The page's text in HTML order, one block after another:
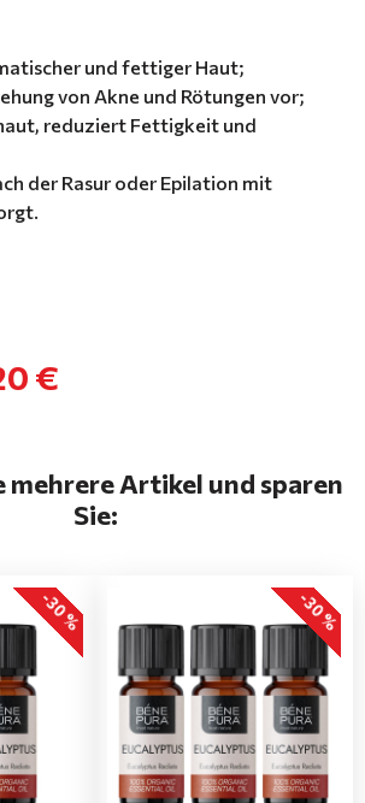
und fettiger Haut;
von Akne und Rötungen vor;
reduziert Fettigkeit und
der Rasur oder Epilation mit
€
mehrere Artikel und sparen
Sie:
-30 % -30 %